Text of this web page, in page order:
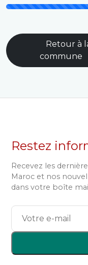
Retour à
commune
Restez
Recevez les
Maroc et nos
dans votre boîte